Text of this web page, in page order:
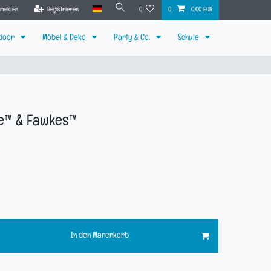
Registrieren 0 0 0,00 EUR
Möbel & Deko Party & Co. Schule
& Fawkes™
In den Warenkorb